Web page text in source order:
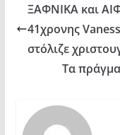
ΞΑΦΝΙΚΑ και
41χρονης
στόλιζε
Τα